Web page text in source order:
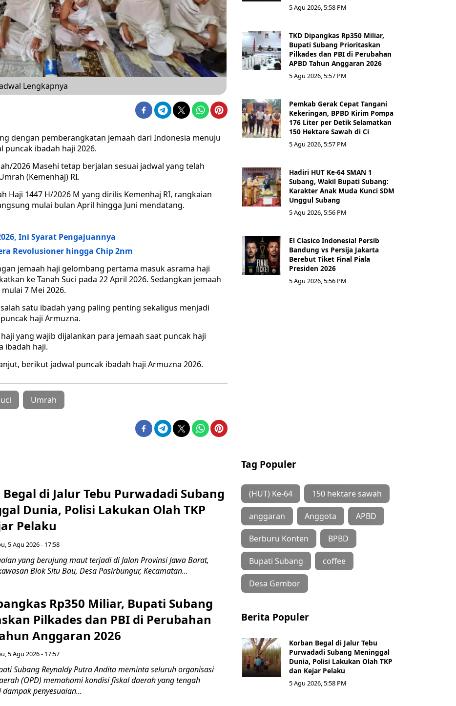
Lengkapnya
dengan pemberangkatan jemaah dari Indonesia menuju
puncak ibadah haji 2026.
2026 Masehi tetap berjalan sesuai jadwal yang telah
(Kemenhaj) RI.
Haji 1447 H/2026 M yang dirilis Kemenhaj RI, rangkaian
mulai bulan April hingga Juni mendatang.
Ini Syarat Pengajuannya
Revolusioner hingga Chip 2nm
jemaah haji gelombang pertama masuk asrama haji
ke Tanah Suci pada 22 April 2026. Sedangkan jemaah
7 Mei 2026.
satu ibadah yang paling penting sekaligus menjadi
haji Armuzna.
yang wajib dijalankan para jemaah saat puncak haji
ibadah haji.
berikut jadwal puncak ibadah haji Armuzna 2026.
Umrah
5 Agu 2026, 5:58 PM
TKD Dipangkas Rp350 Miliar,
Bupati Subang Prioritaskan
Pilkades dan PBI di Perubahan
APBD Tahun Anggaran 2026
5 Agu 2026, 5:57 PM
Pemkab Gerak Cepat Tangani
Kekeringan, BPBD Kirim Pompa
176 Liter per Detik Selamatkan
150 Hektare Sawah di Ci
5 Agu 2026, 5:57 PM
Hadiri HUT Ke-64 SMAN 1
Subang, Wakil Bupati Subang:
Karakter Anak Muda Kunci SDM
Unggul Subang
5 Agu 2026, 5:56 PM
El Clasico Indonesia! Persib
Bandung vs Persija Jakarta
Berebut Tiket Final Piala
Presiden 2026
5 Agu 2026, 5:56 PM
di Jalur Tebu Purwadadi Subang
Dunia, Polisi Lakukan Olah TKP
Pelaku
5 Agu 2026 - 17:58
yang berujung maut terjadi di Jalan Provinsi Jawa Barat,
Blok Situ Bau, Desa Pasirbungur, Kecamatan...
Rp350 Miliar, Bupati Subang
Pilkades dan PBI di Perubahan
Anggaran 2026
5 Agu 2026 - 17:57
Subang Reynaldy Putra Andita meminta seluruh organisasi
(OPD) memahami kondisi fiskal daerah yang tengah
penyesuaian...
Tag Populer
(HUT) Ke-64 150 hektare sawah
anggaran Anggota APBD
Berburu Konten BPBD
Bupati Subang coffee
Desa Gembor
Berita Populer
Korban Begal di Jalur Tebu
Purwadadi Subang Meninggal
Dunia, Polisi Lakukan Olah TKP
dan Kejar Pelaku
5 Agu 2026, 5:58 PM